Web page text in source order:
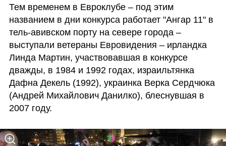
Тем временем в Евроклубе – под этим
названием в дни конкурса работает "Ангар 11" в
тель-авивском порту на севере города –
выступали ветераны Евровидения – ирландка
Линда Мартин, участвовавшая в конкурсе
дважды, в 1984 и 1992 годах, израильтянка
Дафна Декель (1992), украинка Верка Сердчюка
(Андрей Михайлович Данилко), блеснувшая в
2007 году.